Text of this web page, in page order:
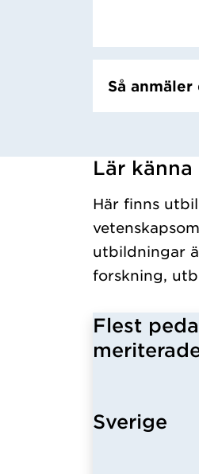
Så
Har hämtat
Lär
Här finns
utbildningar
forskning,
Flest
Sverige